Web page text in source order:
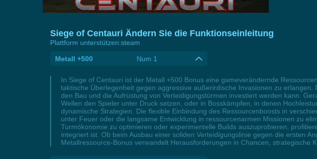
Siege of Centauri Ändern Sie die Funktionseinleitung
Plattform unterstützen:steam
Metall +500 Num 1
In Siege of Centauri ist der Metall +500 Bonus eine gameverändernde
taktische Überlegenheit gegen aggressive außerirdische Invasionen zu
den Bau und die Aufrüstung von Verteidigungstürmen investiert werden kann.
Wellen den Spieler unter Druck setzen, oder in Bosskämpfen, in denen
dynamische Strategien. Die flexible Einbindung des Ressourcenboosts in
unter Feuer oder die langsame Entwicklung in ressourcenarmen Missionen zu
Turmökonomie zu optimieren oder experimentelle Builds auszuprobieren,
integriert ist. Ob beim Ausbau einer soliden Verteidigungslinie gegen die ersten
Metallressource-Bonus verwandelt Herausforderungen in Chancen, strategische